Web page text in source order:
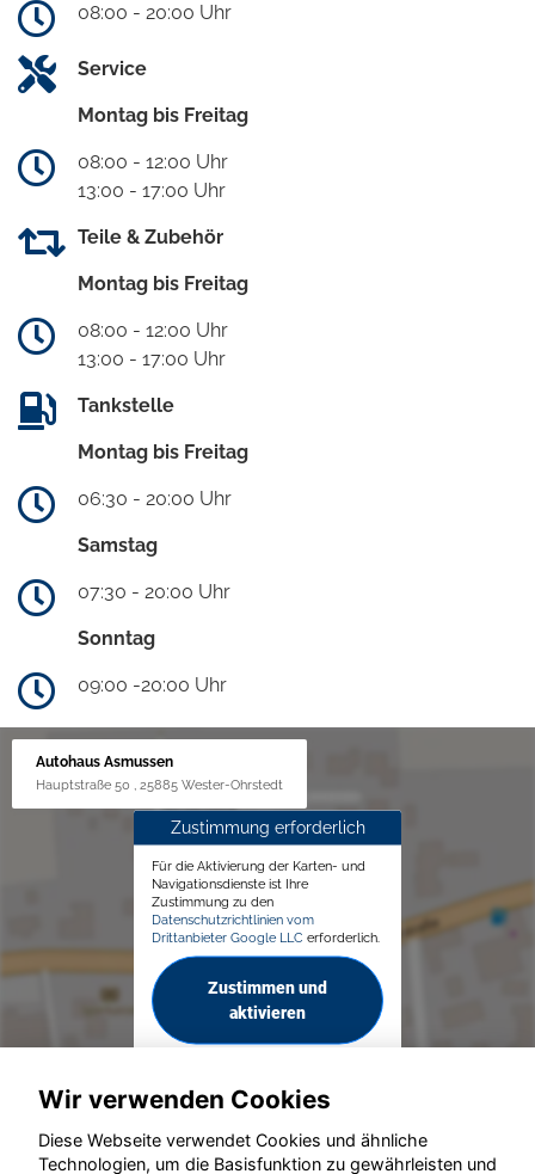
08:00 - 20:00 Uhr
Service
Montag bis Freitag
08:00 - 12:00 Uhr
13:00 - 17:00 Uhr
Teile & Zubehör
Montag bis Freitag
08:00 - 12:00 Uhr
13:00 - 17:00 Uhr
Tankstelle
Montag bis Freitag
06:30 - 20:00 Uhr
Samstag
07:30 - 20:00 Uhr
Sonntag
09:00 -20:00 Uhr
Autohaus Asmussen
Hauptstraße 50 , 25885 Wester-Ohrstedt
Zustimmung erforderlich
Für die Aktivierung der Karten- und
Navigationsdienste ist Ihre
Zustimmung zu den
Datenschutzrichtlinien vom
Drittanbieter Google LLC erforderlich.
Zustimmen und
aktivieren
Wir verwenden Cookies
Diese Webseite verwendet Cookies und ähnliche
Technologien, um die Basisfunktion zu gewährleisten und